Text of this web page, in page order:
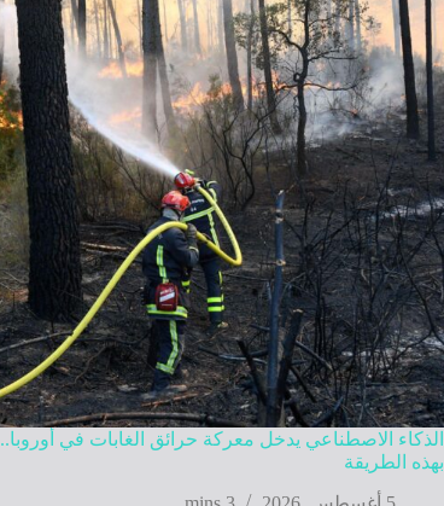
الذكاء الاصطناعي يدخل معركة حرائق الغابات في أوروبا..
بهذه الطريقة